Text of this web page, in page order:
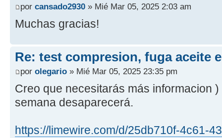
por cansado2930 » Mié Mar 05, 2025 2:03 am
Muchas gracias!
Re: test compresion, fuga aceite
por olegario » Mié Mar 05, 2025 23:35 pm
Creo que necesitarás más informacion
semana desaparecerá.
https://limewire.com/d/25db710f-4c61-